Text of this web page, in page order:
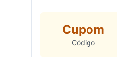
Cupom
Código